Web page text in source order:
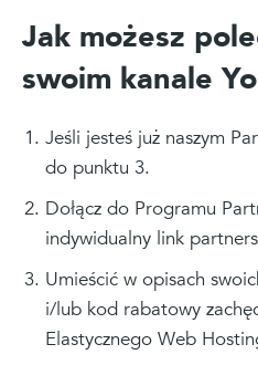
Jak możesz
swoim kanale
Jeśli jesteś już naszym
do punktu 3.
Dołącz do Programu
indywidualny link
Umieścić w opisach
i/lub kod rabatowy
Elastycznego Web